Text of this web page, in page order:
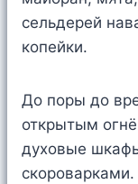
сельдерей
копейки.
До поры до
открытым
духовые
скороварками.